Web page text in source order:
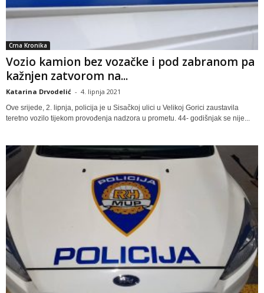
Crna Kronika
Vozio kamion bez vozačke i pod zabranom pa
kažnjen zatvorom na...
Katarina Drvodelić - 4. lipnja 2021
Ove srijede, 2. lipnja, policija je u Sisačkoj ulici u Velikoj Gorici zaustavila
teretno vozilo tijekom provođenja nadzora u prometu. 44- godišnjak se nije...